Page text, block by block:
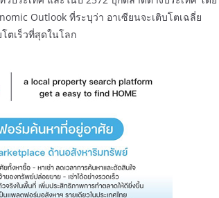
Outlook ที่ระบุว่า อาเซียนจะเติบโตเฉลี่ย
ตเร็วที่สุดในโลก